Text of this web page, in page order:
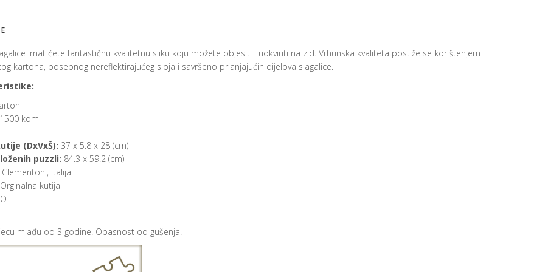
imat ćete fantastičnu kvalitetnu sliku koju možete objesiti i uokviriti na zid. Vrhunska kvaliteta postiže se korištenjem
kartona, posebnog nereflektirajućeg sloja i savršeno prianjajućih dijelova slagalice.
kom
(DxVxŠ): 37 x 5.8 x 28 (cm)
puzzli: 84.3 x 59.2 (cm)
Clementoni, Italija
kutija
mlađu od 3 godine. Opasnost od gušenja.